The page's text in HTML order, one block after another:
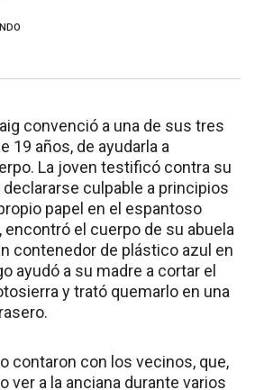
convenció a una de sus tres
19 años, de ayudarla a
La joven testificó contra su
culpable a principios
papel en el espantoso
encontró el cuerpo de su abuela
contenedor de plástico azul en
ayudó a su madre a cortar el
y trató quemarlo en una
contaron con los vecinos, que,
ver a la anciana durante varios